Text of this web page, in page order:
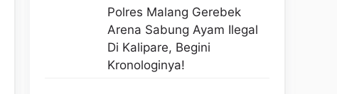
Polres Malang Gerebek
Arena Sabung Ayam Ilegal
Di Kalipare, Begini
Kronologinya!